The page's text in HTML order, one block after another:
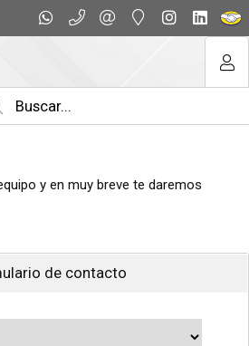
y en muy breve te daremos
de contacto